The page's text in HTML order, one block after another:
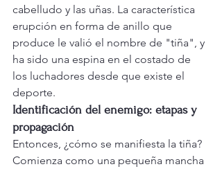
cabelludo y las uñas. La característica
erupción en forma de anillo que
produce le valió el nombre de "tiña", y
ha sido una espina en el costado de
los luchadores desde que existe el
deporte.
Identificación del enemigo: etapas y
propagación
Entonces, ¿cómo se manifiesta la tiña?
Comienza como una pequeña mancha